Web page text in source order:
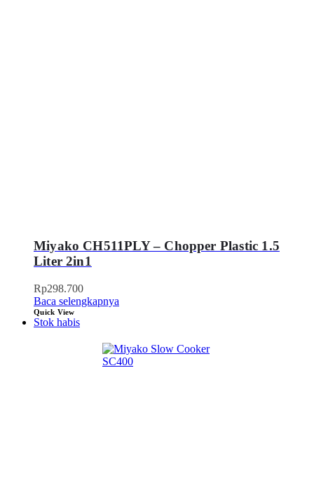
Miyako CH511PLY – Chopper Plastic 1.5
Liter 2in1
Rp298.700
Baca selengkapnya
Quick View
Stok habis